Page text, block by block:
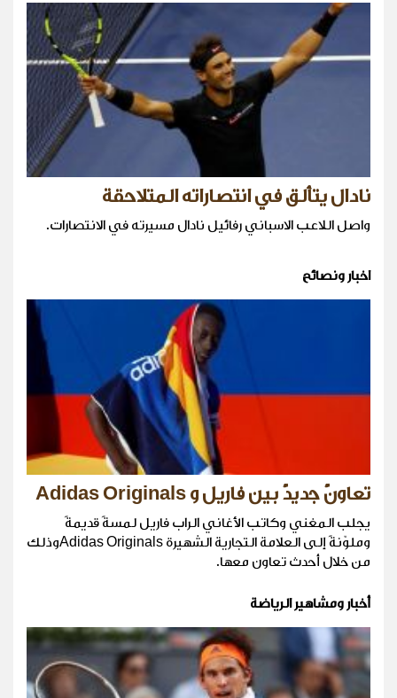
نادال يتألق في انتصاراته المتلاحقة
واصل اللاعب الاسباني رفائيل نادال مسيرته في الانتصارات.
اخبار ونصائح
تعاونٌ جديدٌ بين فاريل و Adidas Originals
يجلب المغني وكاتب الأغاني الراب فاريل لمسةً قديمةً
وملوّنةً إلى العلامة التجارية الشهيرة Adidas Originalsوذلك
من خلال أحدث تعاون معها.
أخبار ومشاهير الرياضة